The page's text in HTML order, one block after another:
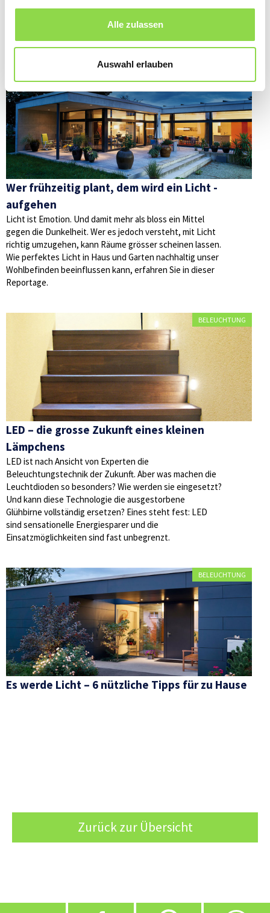
Alle zulassen
Auswahl erlauben
Diese Artikel könnten Sie auch interessieren
Wer frühzeitig plant, dem wird ein Licht ­
aufgehen
Licht ist Emotion. Und damit mehr als bloss ein Mittel
gegen die Dunkelheit. Wer es jedoch versteht, mit Licht
richtig umzugehen, kann Räume grösser scheinen lassen.
Wie perfektes Licht in Haus und Garten nachhaltig unser
Wohlbefinden beeinflussen kann, erfahren Sie in dieser
Reportage.
BELEUCHTUNG
LED – die grosse Zukunft eines kleinen
Lämpchens
LED ist nach Ansicht von Experten die
Beleuchtungstechnik der Zukunft. Aber was machen die
Leuchtdioden so besonders? Wie werden sie eingesetzt?
Und kann diese Technologie die ausgestorbene
Glühbirne vollständig ersetzen? Eines steht fest: LED
sind sensationelle Energiesparer und die
Einsatzmöglichkeiten sind fast unbegrenzt.
BELEUCHTUNG
Es werde Licht – 6 nützliche Tipps für zu Hause
Zurück zur Übersicht